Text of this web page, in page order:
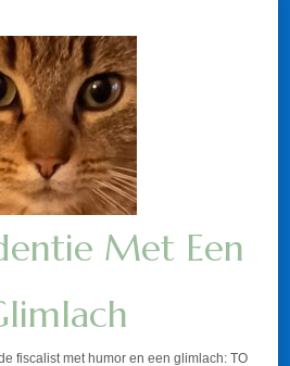
Met Een
fiscalist met humor en een glimlach: TO